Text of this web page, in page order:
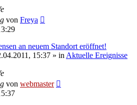
von Freya
an neuem Standort eröffnet!
15:37 » in Aktuelle Ereignisse
von webmaster